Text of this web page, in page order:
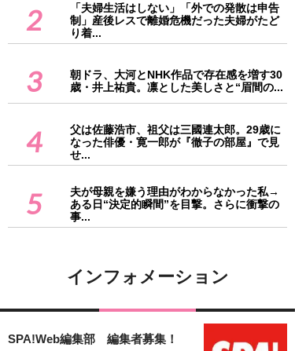
2
「夫婦生活はしない」「外での発散は申告
制」産後レスで離婚危機だった夫婦がたど
り着...
3
朝ドラ、大河とNHK作品で存在感を増す30
歳・井上祐貴。凛とした美しさと“眉間の...
4
父は佐藤浩市、祖父は三國連太郎。29歳に
なった俳優・寛一郎が『徹子の部屋』で見
せ...
5
夫が母親を嫌う理由がわからなかった私→
ある日“決定的瞬間”を目撃。さらに衝撃の
事...
インフォメーション
SPA!Web編集部 編集者募集！